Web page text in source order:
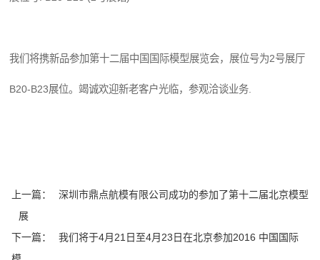
我们将携新品参加第十二届中国国际模型展览会，展位号为2号展厅
B20-B23展位。竭诚欢迎新老客户光临，参观洽谈业务.
上一篇：
深圳市鼎点航模有限公司成功的参加了第十二届北京模型
展
下一篇：
我们将于4月21日至4月23日在北京参加2016 中国国际